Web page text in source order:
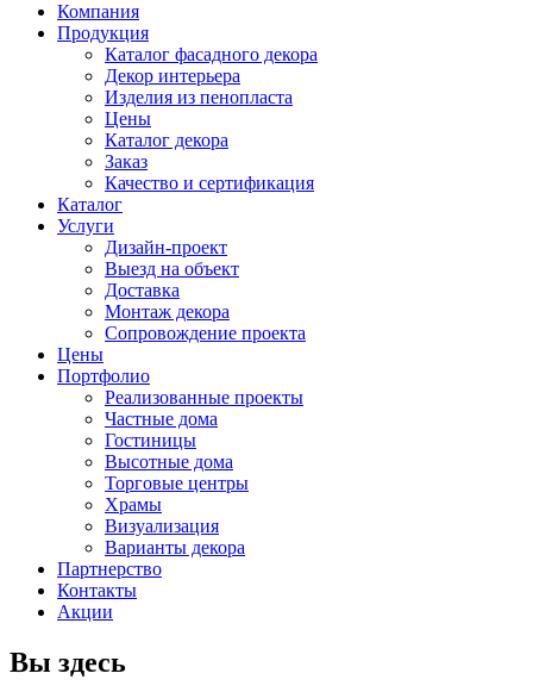
Компания
Продукция
Каталог фасадного декора
Декор интерьера
Изделия из пенопласта
Цены
Каталог декора
Заказ
Качество и сертификация
Каталог
Услуги
Дизайн-проект
Выезд на объект
Доставка
Монтаж декора
Сопровождение проекта
Цены
Портфолио
Реализованные проекты
Частные дома
Гостиницы
Высотные дома
Торговые центры
Храмы
Визуализация
Варианты декора
Партнерство
Контакты
Акции
Вы здесь